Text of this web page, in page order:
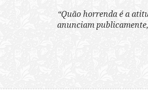
“Quão horrenda é a atitude daquelas
anunciam publicamente, em seu modo
se